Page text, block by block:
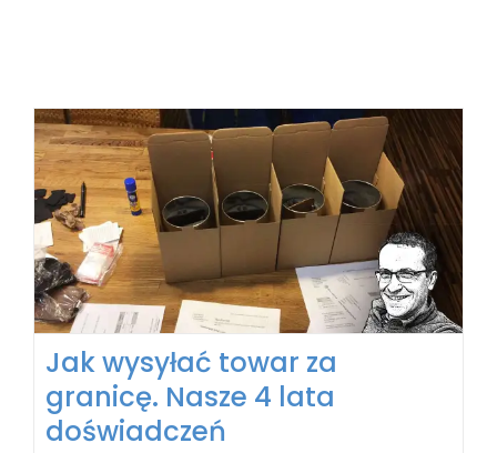
Jak wysyłać towar za
granicę. Nasze 4 lata
doświadczeń